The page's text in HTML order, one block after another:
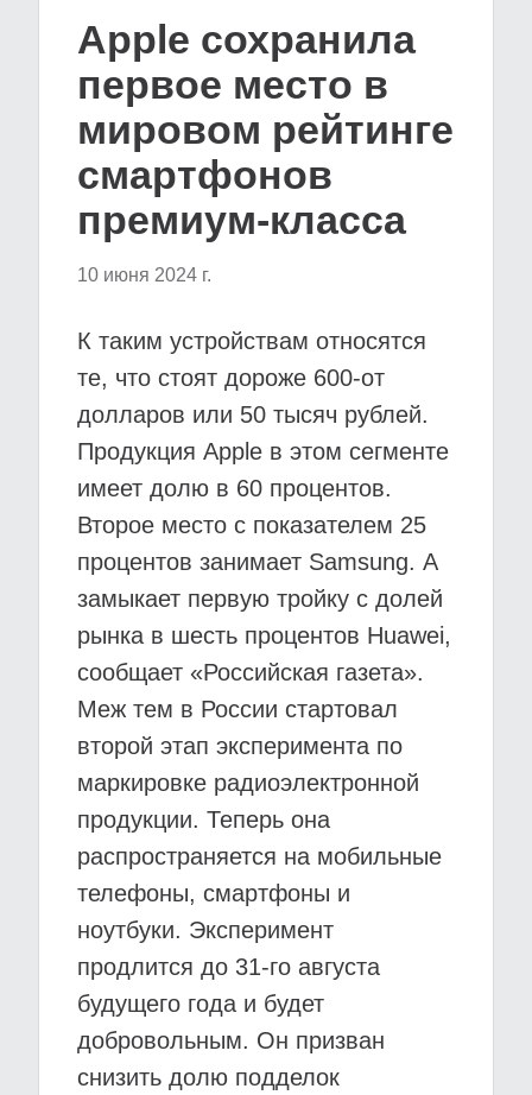
Apple сохранила
первое место в
мировом рейтинге
смартфонов
премиум-класса
10 июня 2024 г.
К таким устройствам относятся
те, что стоят дороже 600-от
долларов или 50 тысяч рублей.
Продукция Apple в этом сегменте
имеет долю в 60 процентов.
Второе место с показателем 25
процентов занимает Samsung. А
замыкает первую тройку с долей
рынка в шесть процентов Huawei,
сообщает «Российская газета».
Меж тем в России стартовал
второй этап эксперимента по
маркировке радиоэлектронной
продукции. Теперь она
распространяется на мобильные
телефоны, смартфоны и
ноутбуки. Эксперимент
продлится до 31-го августа
будущего года и будет
добровольным. Он призван
снизить долю подделок